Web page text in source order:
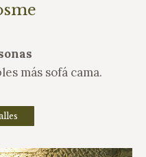
más sofá cama.